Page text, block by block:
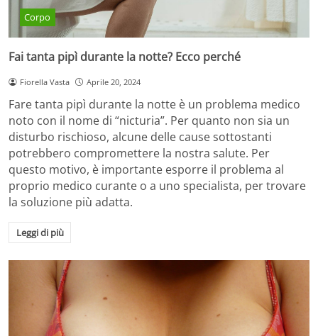
Corpo
Fai tanta pipì durante la notte? Ecco perché
Fiorella Vasta Aprile 20, 2024
Fare tanta pipì durante la notte è un problema medico
noto con il nome di “nicturia”. Per quanto non sia un
disturbo rischioso, alcune delle cause sottostanti
potrebbero compromettere la nostra salute. Per
questo motivo, è importante esporre il problema al
proprio medico curante o a uno specialista, per trovare
la soluzione più adatta.
Leggi di più